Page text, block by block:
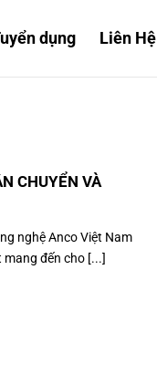
dụng Liên Hệ
CHUYỂN VÀ
nghệ Anco Việt Nam
mang đến cho [...]